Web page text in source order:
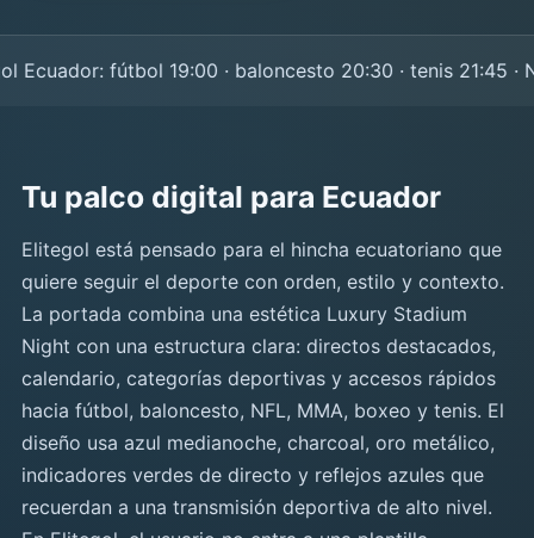
fútbol 19:00 · baloncesto 20:30 · tenis 21:45 ·
Tu palco digital para Ecuador
Elitegol está pensado para el hincha ecuatoriano que
quiere seguir el deporte con orden, estilo y contexto.
La portada combina una estética Luxury Stadium
Night con una estructura clara: directos destacados,
calendario, categorías deportivas y accesos rápidos
hacia fútbol, baloncesto, NFL, MMA, boxeo y tenis. El
diseño usa azul medianoche, charcoal, oro metálico,
indicadores verdes de directo y reflejos azules que
recuerdan a una transmisión deportiva de alto nivel.